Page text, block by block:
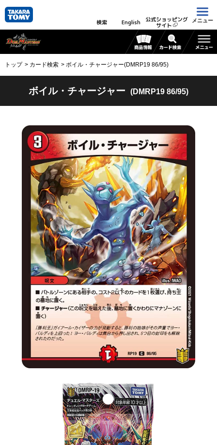
検索 English 公式ショッピング
サイト
メニュー
トップ カード検索 ボイル・チャージャー(DMRP19 86/95)
ボイル・チャージャー (DMRP19 86/95)